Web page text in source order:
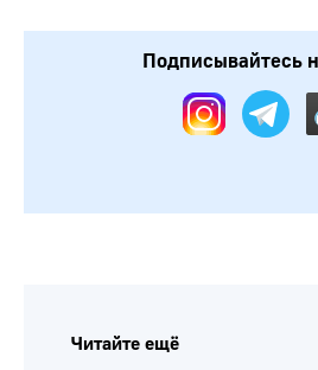
Подписывайтесь
Читайте ещё